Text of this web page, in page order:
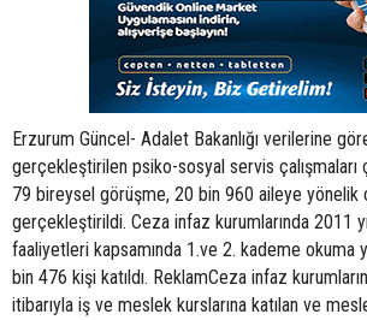
Erzurum Güncel- Adalet Bakanlığı verilerine
gerçekleştirilen psiko-sosyal servis
79 bireysel görüşme, 20 bin 960 aileye yönelik
gerçekleştirildi. Ceza infaz kurumlarında 2011
faaliyetleri kapsamında 1.ve 2. kademe okuma
bin 476 kişi katıldı. ReklamCeza infaz
itibarıyla iş ve meslek kurslarına katılan ve